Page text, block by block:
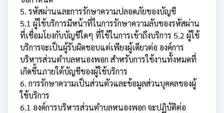
5. รหัสผ่านและการรักษาความปลอดภัยของบัญชี
5.1 ผู้ใช้บริการมีหน้าที่ในการรักษาความลับของรหัสผ่าน
ที่เชื่อมโยงกับบัญชีใดๆ ที่ใช้ในการเข้าถึงบริการ 5.2 ผู้ใช้
บริการจะเป็นผู้รับผิดชอบแต่เพียงผู้เดียวต่อ องค์การ
บริหารส่วนตำบลหนองพอก สำหรับการใช้งานทั้งหมดที่
เกิดขึ้นภายใต้บัญชีของผู้ใช้บริการ
6. การรักษาความเป็นส่วนตัวและข้อมูลส่วนบุคคลของผู้
ใช้บริการ
6.1 องค์การบริหารส่วนตำบลหนองพอก จะปฏิบัติต่อ